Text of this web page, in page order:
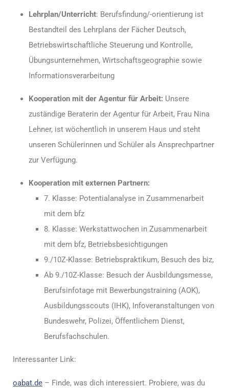
Lehrplan/Unterricht: Berufsfindung/-orientierung ist
Bestandteil des Lehrplans der Fächer Deutsch,
Betriebswirtschaftliche Steuerung und Kontrolle,
Übungsunternehmen, Wirtschaftsgeographie sowie
Informationsverarbeitung
Kooperation mit der Agentur für Arbeit: Unsere
zuständige Beraterin der Agentur für Arbeit, Frau Nina
Lehner, ist wöchentlich in unserem Haus und steht
unseren Schülerinnen und Schüler als Ansprechpartner
zur Verfügung.
Kooperation mit externen Partnern:
7. Klasse: Potentialanalyse in Zusammenarbeit
mit dem bfz
8. Klasse: Werkstattwochen in Zusammenarbeit
mit dem bfz, Betriebsbesichtigungen
9./10Z-Klasse: Betriebspraktikum, Besuch des biz,
Ab 9./10Z-Klasse: Besuch der Ausbildungsmesse,
Berufsinfotage mit Bewerbungstraining (AOK),
Ausbildungsscouts (IHK), Infoveranstaltungen von
Bundeswehr, Polizei, Öffentlichem Dienst,
Berufsfachschulen.
Interessanter Link:
oabat.de – Finde, was dich interessiert. Probiere, was du